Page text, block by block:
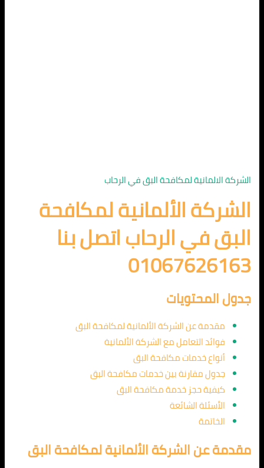
الشركة الالمانية لمكافحة البق في الرحاب
الشركة الألمانية لمكافحة
البق في الرحاب اتصل بنا
01067626163
جدول المحتويات
مقدمة عن الشركة الألمانية لمكافحة البق
فوائد التعامل مع الشركة الألمانية
أنواع خدمات مكافحة البق
جدول مقارنة بين خدمات مكافحة البق
كيفية حجز خدمة مكافحة البق
الأسئلة الشائعة
الخاتمة
مقدمة عن الشركة الألمانية لمكافحة البق